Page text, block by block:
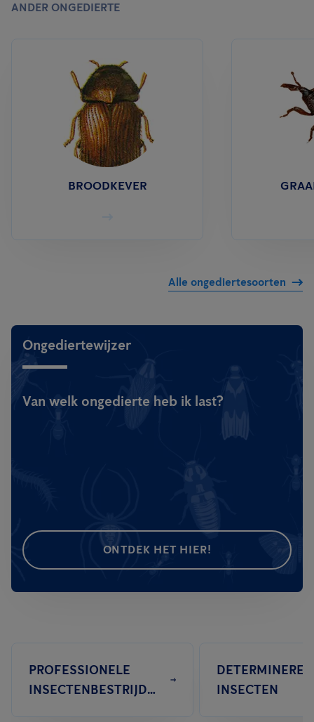
ANDER ONGEDIERTE
BROODKEVER
Alle ongediertesoorten
Ongediertewijzer
Van welk ongedierte heb ik last?
ONTDEK HET HIER!
PROFESSIONELE
INSECTENBESTRIJDING
INSECTEN